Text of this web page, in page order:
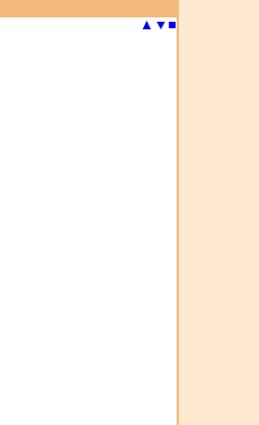
▲ ▼ ■